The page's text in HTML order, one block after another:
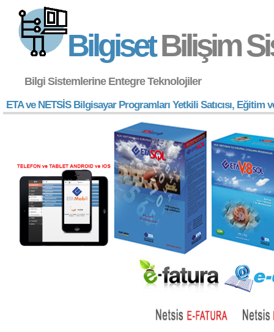
BilgisetBilişim
Bilgi Sistemlerine Entegre Teknolojiler
ETA ve NETSİS Bilgisayar Programları Yetkili Satıcısı, Eğitim